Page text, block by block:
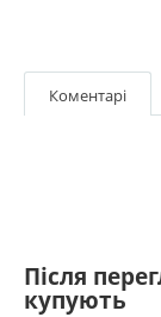
Коментарі
Після
купують